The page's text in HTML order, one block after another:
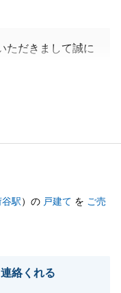
ただきまして誠に
頃起こりうるの
が完了できるよう
駅）の 戸建て を ご売
絡くれる